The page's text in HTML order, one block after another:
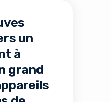
un
à
grand